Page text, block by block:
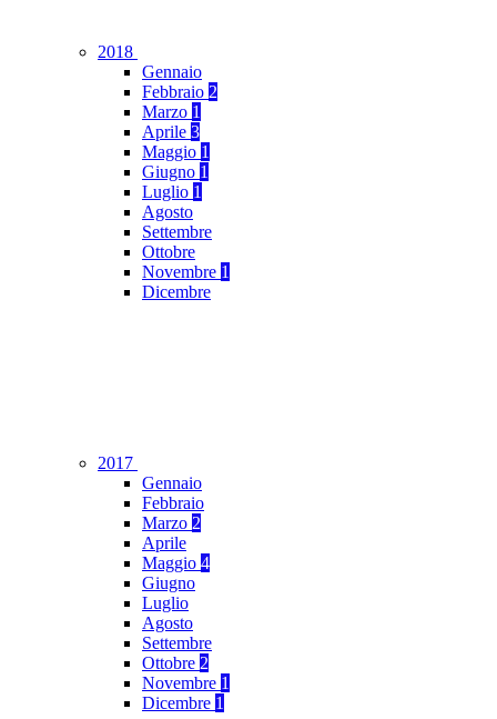
2018
Gennaio
Febbraio 2
Marzo 1
Aprile 3
Maggio 1
Giugno 1
Luglio 1
Agosto
Settembre
Ottobre
Novembre 1
Dicembre
2017
Gennaio
Febbraio
Marzo 2
Aprile
Maggio 4
Giugno
Luglio
Agosto
Settembre
Ottobre 2
Novembre 1
Dicembre 1